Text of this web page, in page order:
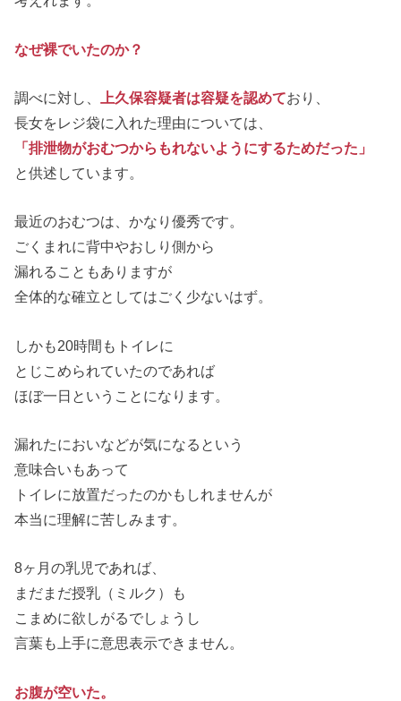
なぜ裸でいたのか？
調べに対し、 上久保容疑者は容疑を認めており、
長女をレジ袋に入れた理由については、
「排泄物がおむつからもれないようにするためだった」
と供述しています。
最近のおむつは、かなり優秀です。
ごくまれに背中やおしり側から
漏れることもありますが
全体的な確立としてはごく少ないはず。
しかも20時間もトイレに
とじこめられていたのであれば
ほぼ一日ということになります。
漏れたにおいなどが気になるという
意味合いもあって
トイレに放置だったのかもしれませんが
本当に理解に苦しみます。
8ヶ月の乳児であれば、
まだまだ授乳（ミルク）も
こまめに欲しがるでしょうし
言葉も上手に意思表示できません。
お腹が空いた。